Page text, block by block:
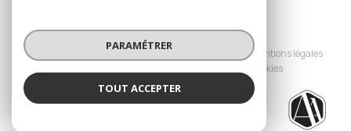
L'AGENCE AZURÉENNE
© 2026 | Tous droits réservés
Nos honoraires
Nos partenaires
Mentions légales
Cookies
PARAMÉTRER
TOUT ACCEPTER